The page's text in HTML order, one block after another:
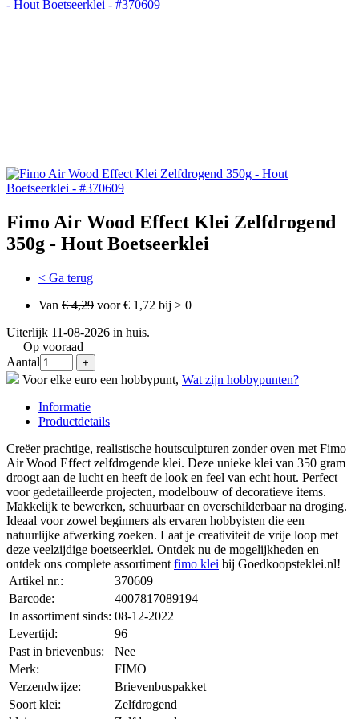
Fimo Air Wood Effect Klei Zelfdrogend
350g - Hout Boetseerklei
< Ga terug
Van € 4,29 voor € 1,72 bij > 0
Uiterlijk 11-08-2026 in huis.
Op vooraad
Aantal
Voor elke euro een hobbypunt, Wat zijn hobbypunten?
Informatie
Productdetails
Creëer prachtige, realistische houtsculpturen zonder oven met Fimo
Air Wood Effect zelfdrogende klei. Deze unieke klei van 350 gram
droogt aan de lucht en heeft de look en feel van echt hout. Perfect
voor gedetailleerde projecten, modelbouw of decoratieve items.
Makkelijk te bewerken, schuurbaar en overschilderbaar na droging.
Ideaal voor zowel beginners als ervaren hobbyisten die een
natuurlijke afwerking zoeken. Laat je creativiteit de vrije loop met
deze veelzijdige boetseerklei. Ontdek nu de mogelijkheden en
ontdek ons complete assortiment fimo klei bij Goedkoopsteklei.nl!
Artikel nr.:
370609
Barcode:
4007817089194
In assortiment sinds: 08-12-2022
Levertijd:
96
Past in brievenbus:
Nee
Merk:
FIMO
Verzendwijze:
Brievenbuspakket
Soort klei:
Zelfdrogend